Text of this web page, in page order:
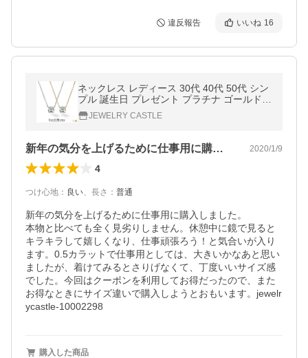
違反報告 いいね 16
ネックレス レディース 30代 40代 50代 シン
プル 誕生日 プレゼント プラチナ ゴールド 1
8金 K18 18K 金属アレルギー ジュエリー 女
性 cz ダイヤ ダイヤモンド
JEWELRY CASTLE
新年の気分を上げるために仕事用に購入し… 2020/1/9
4
つけ心地 ： 良い、 長さ ： 普通
新年の気分を上げるために仕事用に購入しました。
本物と比べても全く見劣りしません。休憩中に鏡で見ると
キラキラして嬉しくなり、仕事頑張ろう！と気合いが入り
ます。0.5カラットで仕事用としては、大きいかなあと思い
ましたが、着けてみるとさりげなくて、丁度いいサイズ感
でした。今回はクーポンを利用してお得だったので、また
お得なときにサイズ違いで購入しようとおもいます。jewelr
ycastle-10002298
購入した商品